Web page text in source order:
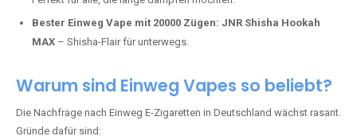
Bester Einweg Vape mit 20000 Zügen: JNR Shisha Hookah
MAX – Shisha-Flair für unterwegs.
Warum sind Einweg Vapes so beliebt?
Die Nachfrage nach Einweg E-Zigaretten in Deutschland wächst rasant.
Gründe dafür sind: